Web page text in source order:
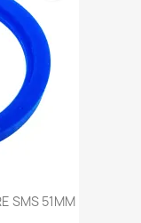
SMS 51MM